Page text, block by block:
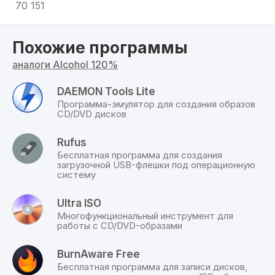
Алкоголь 120% на русском поддерживает
широкий ассортимент расширений CD/DVD
образов, например, mds, .iso, .bwt, .b5t, .b6t, .ccd,
.isz, .cue, .cdi, .pdi and .nrg.
Скачайте последнюю версию Alcohol 120%
бесплатно на русском языке
70 151
Похожие программы
аналоги Alcohol 120%
DAEMON Tools Lite
Программа-эмулятор для создания образов
CD/DVD дисков
Rufus
Бесплатная программа для создания
загрузочной USB-флешки под операционную
систему
Ultra ISO
Многофункциональный инструмент для
работы с CD/DVD-образами
BurnAware Free
Бесплатная программа для записи дисков,